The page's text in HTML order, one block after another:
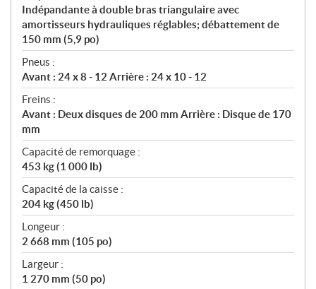
Indépandante à double bras triangulaire avec
amortisseurs hydrauliques réglables; débattement de
150 mm (5,9 po)
Pneus :
Avant : 24 x 8 - 12 Arrière : 24 x 10 - 12
Freins :
Avant : Deux disques de 200 mm Arrière : Disque de 170
mm
Capacité de remorquage :
453 kg (1 000 lb)
Capacité de la caisse :
204 kg (450 lb)
Longeur :
2 668 mm (105 po)
Largeur :
1 270 mm (50 po)